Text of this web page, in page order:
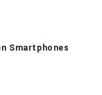
Smartphones